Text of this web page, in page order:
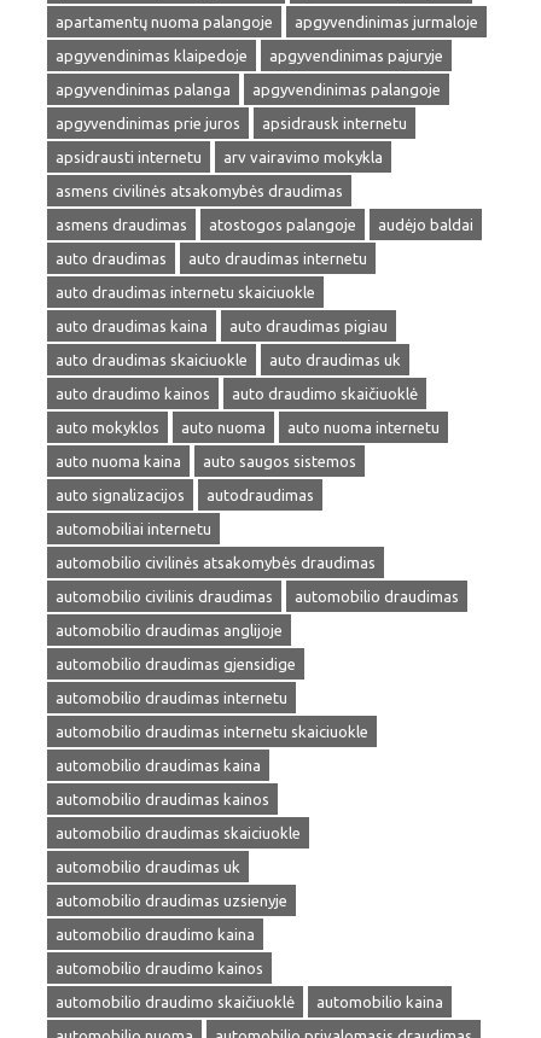
apartamentų nuoma palangoje
apgyvendinimas jurmaloje
apgyvendinimas klaipedoje
apgyvendinimas pajuryje
apgyvendinimas palanga
apgyvendinimas palangoje
apgyvendinimas prie juros
apsidrausk internetu
apsidrausti internetu
arv vairavimo mokykla
asmens civilinės atsakomybės draudimas
asmens draudimas
atostogos palangoje
audėjo baldai
auto draudimas
auto draudimas internetu
auto draudimas internetu skaiciuokle
auto draudimas kaina
auto draudimas pigiau
auto draudimas skaiciuokle
auto draudimas uk
auto draudimo kainos
auto draudimo skaičiuoklė
auto mokyklos
auto nuoma
auto nuoma internetu
auto nuoma kaina
auto saugos sistemos
auto signalizacijos
autodraudimas
automobiliai internetu
automobilio civilinės atsakomybės draudimas
automobilio civilinis draudimas
automobilio draudimas
automobilio draudimas anglijoje
automobilio draudimas gjensidige
automobilio draudimas internetu
automobilio draudimas internetu skaiciuokle
automobilio draudimas kaina
automobilio draudimas kainos
automobilio draudimas skaiciuokle
automobilio draudimas uk
automobilio draudimas uzsienyje
automobilio draudimo kaina
automobilio draudimo kainos
automobilio draudimo skaičiuoklė
automobilio kaina